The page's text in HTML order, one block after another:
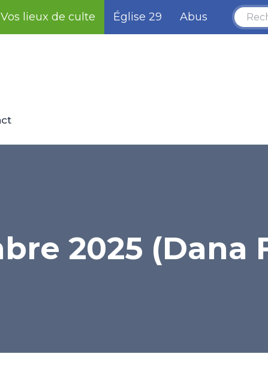
Vos lieux de culte Église 29 Abus
2025 (Dana